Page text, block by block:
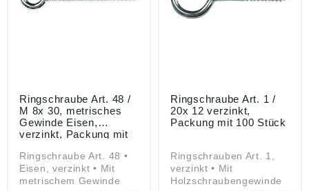
Ringschraube Art. 48 /
M 8x 30, metrisches
Gewinde Eisen,
verzinkt, Packung mit
Ringschraube Art. 48 •
Eisen, verzinkt • Mit
metrischem Gewinde
Ringschraube Art. 1 /
20x 12 verzinkt,
Packung mit 100 Stück
Ringschrauben Art. 1,
verzinkt • Mit
Holzschraubengewinde